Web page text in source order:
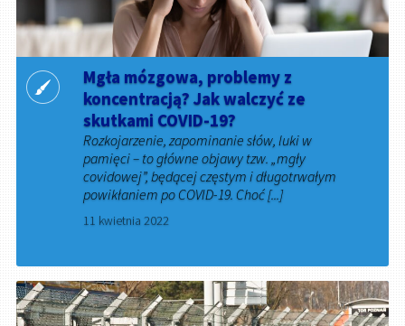
Mgła mózgowa, problemy z
koncentracją? Jak walczyć ze
skutkami COVID-19?
Rozkojarzenie, zapominanie słów, luki w
pamięci – to główne objawy tzw. „mgły
covidowej”, będącej częstym i długotrwałym
powikłaniem po COVID-19. Choć [...]
11 kwietnia 2022